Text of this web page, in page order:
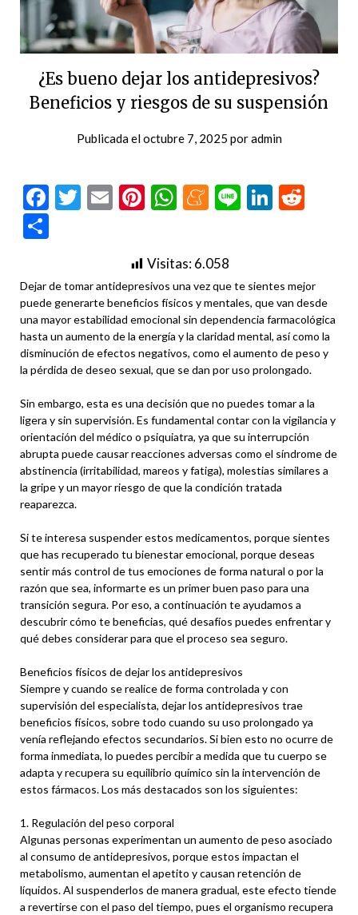
¿Es bueno dejar los antidepresivos?
Beneficios y riesgos de su suspensión
Publicada eloctubre 7, 2025 poradmin
Facebook
Twitter
EmailPinterest
WhatsApp
Meneame
Line
Visitas:6.058
Dejar de tomar antidepresivos una vez que te sientes mejor
puede generarte beneficios físicos y mentales, que van desde
una mayor estabilidad emocional sin dependencia farmacológica
hasta un aumento de la energía y la claridad mental, así como la
disminución de efectos negativos, como el aumento de peso y
la pérdida de deseo sexual, que se dan por uso prolongado.
Sin embargo, esta es una decisión que no puedes tomar a la
ligera y sin supervisión. Es fundamental contar con la vigilancia y
orientación del médico o psiquiatra, ya que su interrupción
abrupta puede causar reacciones adversas como el síndrome de
abstinencia (irritabilidad, mareos y fatiga), molestias similares a
la gripe y un mayor riesgo de que la condición tratada
reaparezca.
Si te interesa suspender estos medicamentos, porque sientes
que has recuperado tu bienestar emocional, porque deseas
sentir más control de tus emociones de forma natural o por la
razón que sea, informarte es un primer buen paso para una
transición segura. Por eso, a continuación te ayudamos a
descubrir cómo te beneficias, qué desafíos puedes enfrentar y
qué debes considerar para que el proceso sea seguro.
Beneficios físicos de dejar los antidepresivos
Siempre y cuando se realice de forma controlada y con
supervisión del especialista, dejar los antidepresivos trae
beneficios físicos, sobre todo cuando su uso prolongado ya
venía reflejando efectos secundarios. Si bien esto no ocurre de
forma inmediata, lo puedes percibir a medida que tu cuerpo se
adapta y recupera su equilibrio químico sin la intervención de
estos fármacos. Los más destacados son los siguientes:
1. Regulación del peso corporal
Algunas personas experimentan un aumento de peso asociado
al consumo de antidepresivos, porque estos impactan el
metabolismo, aumentan el apetito y causan retención de
líquidos. Al suspenderlos de manera gradual, este efecto tiende
a revertirse con el paso del tiempo, pues el organismo recupera